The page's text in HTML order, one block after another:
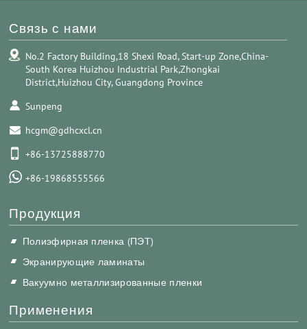
Связь с нами
No.2 Factory Building,18 Shexi Road, Start-up Zone,China-
South Korea Huizhou Industrial Park,Zhongkai
District,Huizhou City, Guangdong Province
Sunpeng
hcgm@gdhcxcl.cn
+86-13725888770
+86-19868555566
Продукция
Полиэфирная пленка (ПЭТ)
Экранирующие ламинаты
Вакуумно металлизированные пленки
Применения